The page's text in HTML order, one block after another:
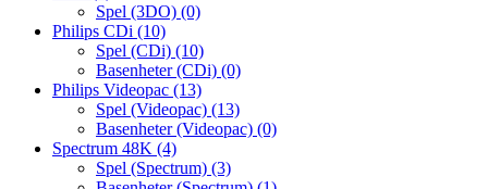
Spel (3DO) (0)
Philips CDi (10)
Spel (CDi) (10)
Basenheter (CDi) (0)
Philips Videopac (13)
Spel (Videopac) (13)
Basenheter (Videopac) (0)
Spectrum 48K (4)
Spel (Spectrum) (3)